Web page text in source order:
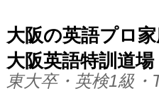
大阪の英語プロ
大阪英語特訓道場
東大卒・英検1級